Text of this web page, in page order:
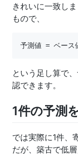
きれいに一致し
もので、
という足し算で
認できます。
1件の予測
では実際に1件、
だが、築古で低